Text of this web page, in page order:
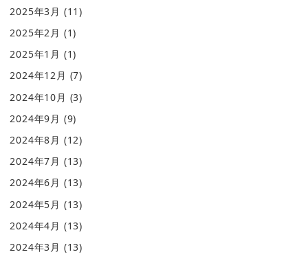
2025年3月 (11)
2025年2月 (1)
2025年1月 (1)
2024年12月 (7)
2024年10月 (3)
2024年9月 (9)
2024年8月 (12)
2024年7月 (13)
2024年6月 (13)
2024年5月 (13)
2024年4月 (13)
2024年3月 (13)